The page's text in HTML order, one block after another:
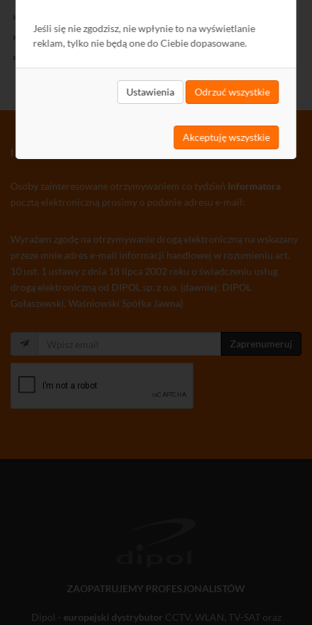
Jeśli się nie zgodzisz, nie wpłynie to na wyświetlanie
reklam, tylko nie będą one do Ciebie dopasowane.
Ustawienia Odrzuć wszystkie
Akceptuję wszystkie
Polityka Prywatności
INFORMATOR TV-SAT CCTV WLAN
Osoby zainteresowane otrzymywaniem co tydzień Informatora
pocztą elektroniczną prosimy o podanie adresu e-mail:
Wyrażam zgodę na otrzymywanie drogą elektroniczną na wskazany
przeze mnie adres e-mail informacji handlowej w rozumieniu art.
10 ust. 1 ustawy z dnia 18 lipca 2002 roku o świadczeniu usług
drogą elektroniczną od DIPOL sp. z o.o. (dawniej: DIPOL
Gołaszewski, Waśniowski Spółka Jawna)
Zaprenumeruj
ZAOPATRUJEMY PROFESJONALISTÓW
Dipol - europejski dystrybutor CCTV, WLAN, TV-SAT oraz